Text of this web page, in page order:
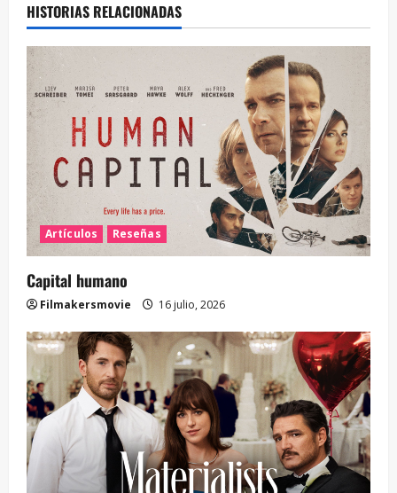
HISTORIAS RELACIONADAS
Artículos Reseñas
Capital humano
Filmakersmovie 16 julio, 2026